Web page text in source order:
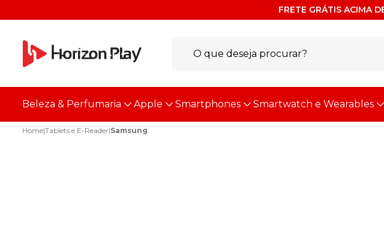
FRETE GRÁTIS ACIMA
Beleza & Perfumaria Apple Smartphones Smartwatch e Wearables
Home|Tablets e E-Reader|Samsung